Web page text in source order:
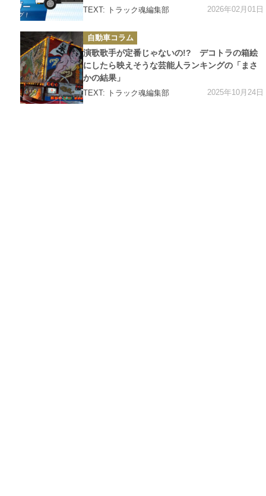
TEXT: トラック魂編集部 2026年02月01日
カ
テ
ゴ
リ
ー
自動車コラム
演歌歌手が定番じゃないの!? デコトラの箱絵
にしたら映えそうな芸能人ランキングの「まさ
かの結果」
TEXT: トラック魂編集部 2025年10月24日